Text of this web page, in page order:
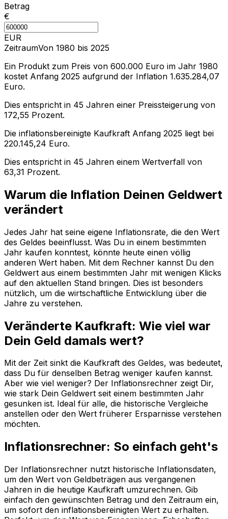
Betrag
€
EUR
ZeitraumVon 1980 bis 2025
Ein Produkt zum Preis von 600.000 Euro im Jahr 1980
kostet Anfang 2025 aufgrund der Inflation 1.635.284,07
Euro.
Dies entspricht in 45 Jahren einer Preissteigerung von
172,55 Prozent.
Die inflationsbereinigte Kaufkraft Anfang 2025 liegt bei
220.145,24 Euro.
Dies entspricht in 45 Jahren einem Wertverfall von
63,31 Prozent.
Warum die Inflation Deinen Geldwert
verändert
Jedes Jahr hat seine eigene Inflationsrate, die den Wert
des Geldes beeinflusst. Was Du in einem bestimmten
Jahr kaufen konntest, könnte heute einen völlig
anderen Wert haben. Mit dem Rechner kannst Du den
Geldwert aus einem bestimmten Jahr mit wenigen Klicks
auf den aktuellen Stand bringen. Dies ist besonders
nützlich, um die wirtschaftliche Entwicklung über die
Jahre zu verstehen.
Veränderte Kaufkraft: Wie viel war
Dein Geld damals wert?
Mit der Zeit sinkt die Kaufkraft des Geldes, was bedeutet,
dass Du für denselben Betrag weniger kaufen kannst.
Aber wie viel weniger? Der Inflationsrechner zeigt Dir,
wie stark Dein Geldwert seit einem bestimmten Jahr
gesunken ist. Ideal für alle, die historische Vergleiche
anstellen oder den Wert früherer Ersparnisse verstehen
möchten.
Inflationsrechner: So einfach geht's
Der Inflationsrechner nutzt historische Inflationsdaten,
um den Wert von Geldbeträgen aus vergangenen
Jahren in die heutige Kaufkraft umzurechnen. Gib
einfach den gewünschten Betrag und den Zeitraum ein,
um sofort den inflationsbereinigten Wert zu erhalten.